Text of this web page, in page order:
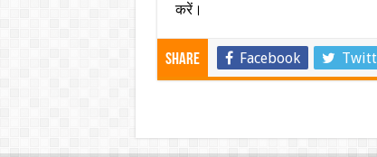
करें।
Share Facebook